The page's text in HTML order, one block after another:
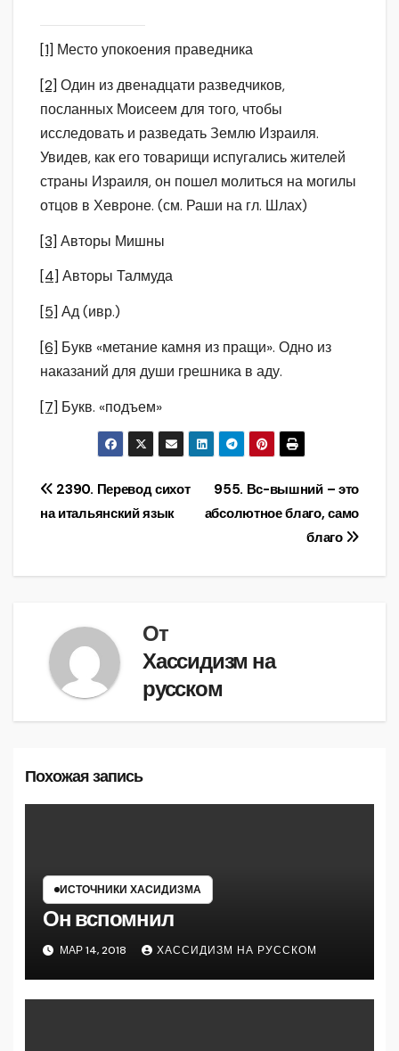
[1] Место упокоения праведника
[2] Один из двенадцати разведчиков,
посланных Моисеем для того, чтобы
исследовать и разведать Землю Израиля.
Увидев, как его товарищи испугались жителей
страны Израиля, он пошел молиться на могилы
отцов в Хевроне. (см. Раши на гл. Шлах)
[3] Авторы Мишны
[4] Авторы Талмуда
[5] Ад (ивр.)
[6] Букв «метание камня из пращи». Одно из
наказаний для души грешника в аду.
[7] Букв. «подъем»
Навигация
записям
955. Вс-вышний – это
абсолютное благо, само
благо
2390. Перевод сихот
на итальянский язык
От
Хассидизм на
русском
Похожая запись
ИСТОЧНИКИ ХАСИДИЗМА
Он вспомнил
МАР 14, 2018 ХАССИДИЗМ НА РУССКОМ